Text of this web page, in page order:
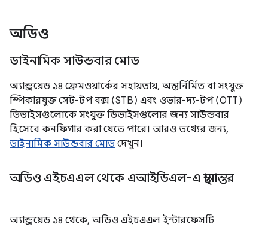
অডিও
ডাইনামিক সাউন্ডবার মোড
অ্যান্ড্রয়েড ১৪ ফ্রেমওয়ার্কের সহায়তায়, অন্তর্নির্মিত বা সংযুক্ত
স্পিকারযুক্ত সেট-টপ বক্স (STB) এবং ওভার-দ্য-টপ (OTT)
ডিভাইসগুলোকে সংযুক্ত ডিভাইসগুলোর জন্য সাউন্ডবার
হিসেবে কনফিগার করা যেতে পারে। আরও তথ্যের জন্য,
ডাইনামিক সাউন্ডবার মোড দেখুন।
অডিও এইচএএল থেকে এআইডিএল-এ স্থানান্তর
অ্যান্ড্রয়েড ১৪ থেকে, অডিও এইচএএল ইন্টারফেসটি